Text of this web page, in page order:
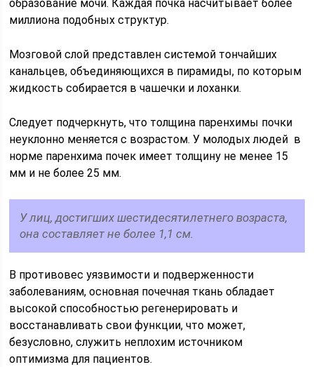
образование мочи. Каждая почка насчитывает более
миллиона подобных структур.
Мозговой слой представлен системой тончайших
канальцев, объединяющихся в пирамиды, по которым
жидкость собирается в чашечки и лоханки.
Следует подчеркнуть, что толщина паренхимы почки
неуклонно меняется с возрастом. У молодых людей в
норме паренхима почек имеет толщину не менее 15
мм и не более 25 мм.
У лиц, достигших шестидесятилетнего возраста,
она составляет не более 1,1 см.
В противовес уязвимости и подверженности
заболеваниям, основная почечная ткань обладает
высокой способностью регенерировать и
восстанавливать свои функции, что может,
безусловно, служить неплохим источником
оптимизма для пациентов.